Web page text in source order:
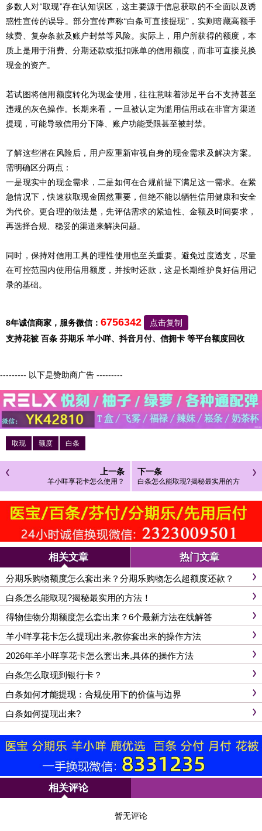
多数人对“取现”存在认知误区，这主要源于信息获取的不全面以及诱
惑性宣传的误导。部分宣传声称“白条可直接提现”，实则暗藏高额手
续费、复杂条款及账户封禁等风险。实际上，用户所获得的额度，本
质上是用于消费、分期还款或抵扣账单的信用额度，而非可直接兑换
现金的资产。
若试图将信用额度转化为现金使用，往往意味着涉足平台不支持甚至
违规的灰色操作。长期来看，一旦被认定为滥用信用或在非官方渠道
提现，可能导致信用分下降、账户功能受限甚至被封禁。
了解这些潜在风险后，用户应重新审视自身的现金需求及解决方案。
需明确区分两点：
一是现实中的现金需求，二是如何在合规前提下满足这一需求。在紧
急情况下，快速获取现金固然重要，但绝不能以牺牲信用健康和安全
为代价。更合理的做法是，先评估需求的紧迫性、金额及时间要求，
再选择合规、稳妥的渠道来解决问题。
同时，保持对信用工具的理性使用也至关重要。避免过度透支，尽量
在可控范围内使用信用额度，并按时还款，这是长期维护良好信用记
录的基础。
8年诚信商家，服务微信： 6756342
点击复制
支持花被 百条 芬期乐 羊小咩、抖音月付、信拥卡 等平台额度回收
--------- 以下是赞助商广告 ---------
取现 额度 白条
上一条
羊小咩享花卡怎么使用？
下一条
白条怎么能取现?揭秘最实用的方
法！
相关文章 热门文章
分期乐购物额度怎么套出来？分期乐购物怎么超额度还款？
白条怎么能取现?揭秘最实用的方法！
得物佳物分期额度怎么套出来？6个最新方法在线解答
羊小咩享花卡怎么提现出来,教你套出来的操作方法
2026年羊小咩享花卡怎么套出来,具体的操作方法
白条怎么取现到银行卡？
白条如何才能提现：合规使用下的价值与边界
白条如何提现出来?
相关评论
暂无评论